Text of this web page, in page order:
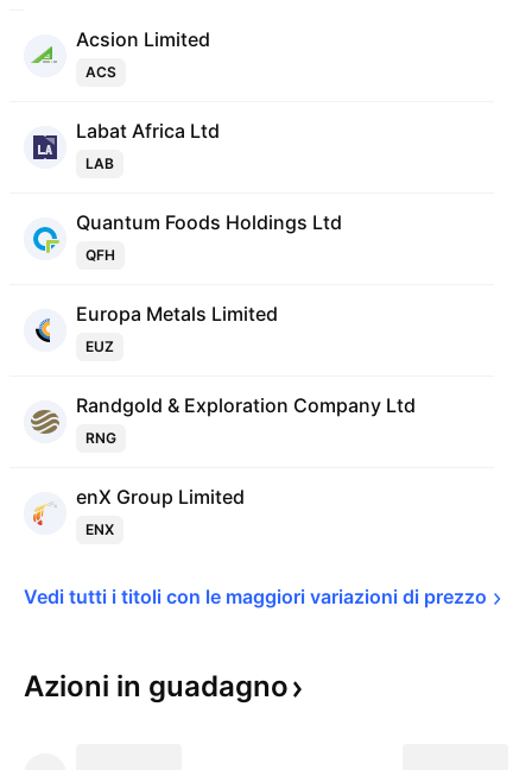
Acsion Limited
ACS
Labat Africa Ltd
LAB
Quantum Foods Holdings Ltd
QFH
Europa Metals Limited
EUZ
Randgold & Exploration Company Ltd
RNG
enX Group Limited
ENX
Vedi tutti i titoli con le maggiori variazioni di prezzo
Azioni in guadagno